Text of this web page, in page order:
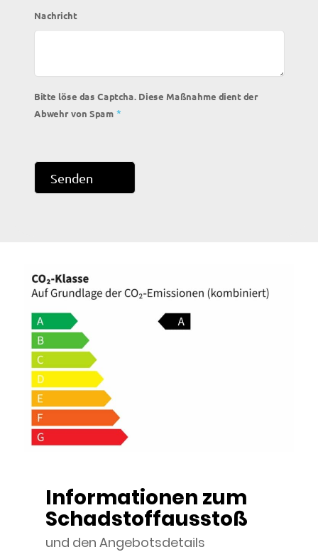
Nachricht
Bitte löse das Captcha. Diese Maßnahme dient der
Abwehr von Spam *
Informationen zum
Schadstoffausstoß
und den Angebotsdetails